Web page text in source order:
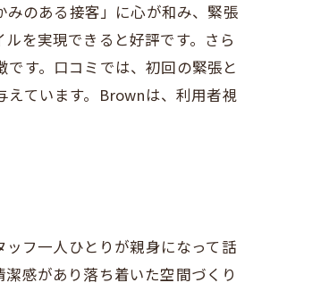
のある接客」に心が和み、緊張
を実現できると好評です。さら
す。口コミでは、初回の緊張と
ています。Brownは、利用者視
フ一人ひとりが親身になって話
感があり落ち着いた空間づくり